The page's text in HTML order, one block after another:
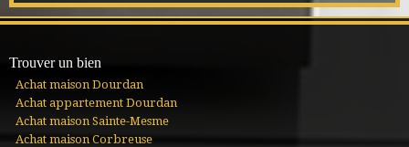
Trouver un bien
Achat maison Dourdan
Achat appartement Dourdan
Achat maison Sainte-Mesme
Achat maison Corbreuse